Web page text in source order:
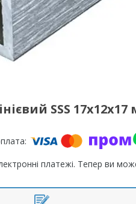
SSS
платежі. Тепер ви